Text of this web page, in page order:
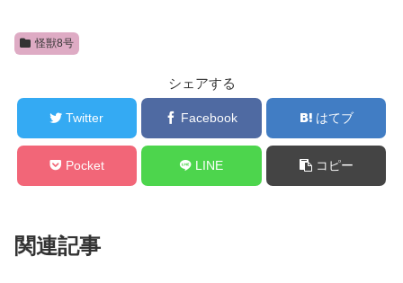
怪獣8号
シェアする
Twitter Facebook はてブ
Pocket LINE コピー
関連記事